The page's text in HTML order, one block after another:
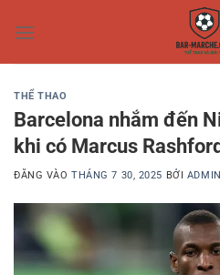
qua
THỂ THAO
Barcelona nhắm đến
khi có Marcus
ĐĂNG VÀOTHÁNG 7 30, 2025 BỞI ADMIN